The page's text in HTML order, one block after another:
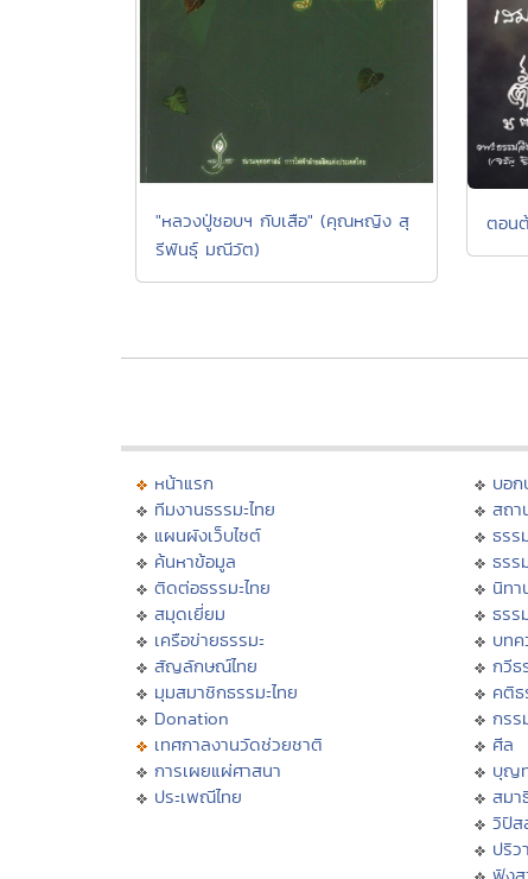
"หลวงปู่ชอบฯ กับเสือ" (คุณหญิง สุ
รีพันธุ์ มณีวัต)
ตอน
หน้าแรก
ทีมงานธรรมะไทย
แผนผังเว็บไซต์
ค้นหาข้อมูล
ติดต่อธรรมะไทย
สมุดเยี่ยม
เครือข่ายธรรมะ
สัญลักษณ์ไทย
มุมสมาชิกธรรมะไทย
Donation
เทศกาลงานวัดช่วยชาติ
การเผยแผ่ศาสนา
ประเพณีไทย
บอ
สถา
ธรร
ธรร
นิทา
ธรร
บทค
กวีธ
คติธ
กรร
ศีล
บุญ
สมา
วิปัส
ปริว